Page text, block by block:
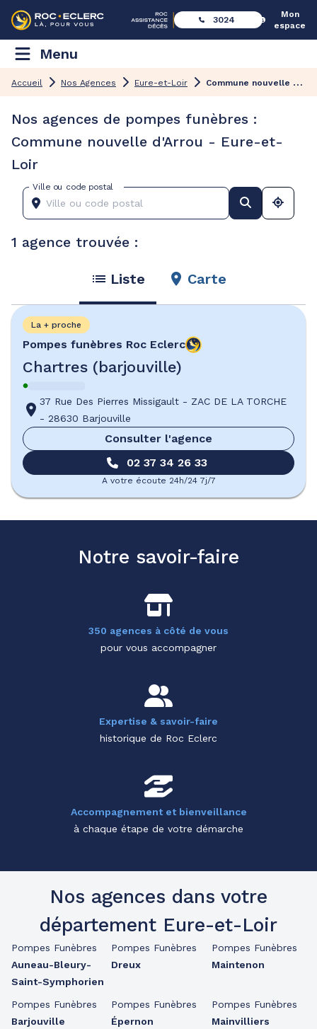
3024
Mon
espace
Menu
Accueil Nos Agences Eure-et-Loir C
ommune nouvelle d'Arrou
Nos agences de pompes funèbres :
Commune nouvelle d'Arrou - Eure-et-
Loir
Ville ou code postal
1 agence trouvée :
Liste Carte
Pompes funèbres Roc Eclerc
Chartres (barjouville)
La + proche
37 Rue Des Pierres Missigault - ZAC DE LA TORCHE
- 28630 Barjouville
Consulter l'agence
02 37 34 26 33
A votre écoute 24h/24 7j/7
Notre savoir-faire
350 agences à côté de vous
pour vous accompagner
Expertise & savoir-faire
historique de Roc Eclerc
Accompagnement et bienveillance
à chaque étape de votre démarche
Nos agences dans votre
département Eure-et-Loir
Pompes Funèbres
Auneau-Bleury-
Saint-Symphorien
Pompes Funèbres
Barjouville
Pompes Funèbres
Dreux
Pompes Funèbres
Épernon
Pompes Funèbres
Maintenon
Pompes Funèbres
Mainvilliers